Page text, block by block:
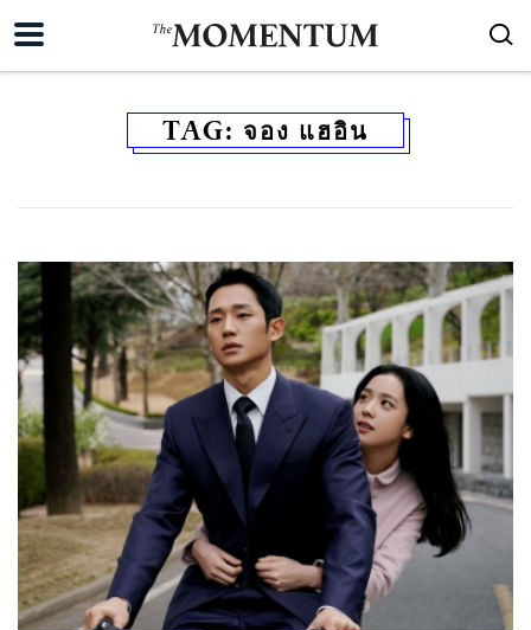
TAG: จอง แฮอิน
ค้นหา
SHARE TWEET LINE EMAIL